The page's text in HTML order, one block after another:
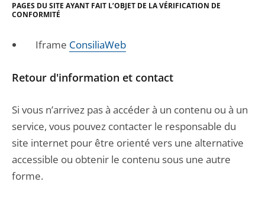
PAGES DU SITE AYANT FAIT L’OBJET DE LA VÉRIFICATION DE
CONFORMITÉ
Iframe ConsiliaWeb
Retour d'information et contact
Si vous n’arrivez pas à accéder à un contenu ou à un
service, vous pouvez contacter le responsable du
site internet pour être orienté vers une alternative
accessible ou obtenir le contenu sous une autre
forme.